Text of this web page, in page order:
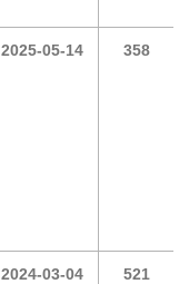
2025-05-14 358
2024-03-04 521